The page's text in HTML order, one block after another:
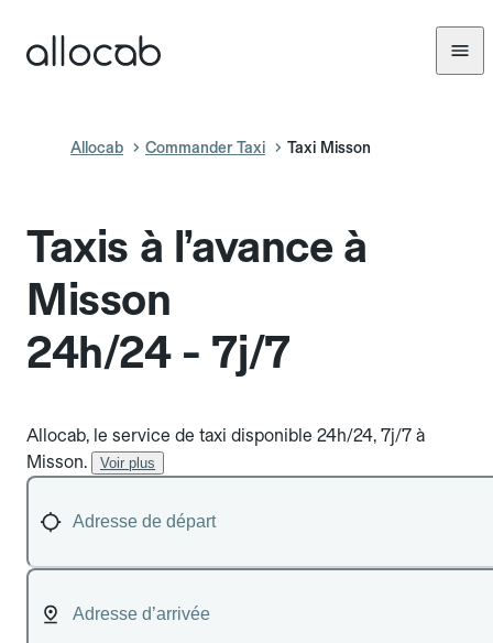
Allocab Commander Taxi Taxi Misson
Taxis à l’avance à
Misson
24h/24 - 7j/7
Allocab, le service de taxi disponible 24h/24, 7j/7 à
Misson.
Voir plus